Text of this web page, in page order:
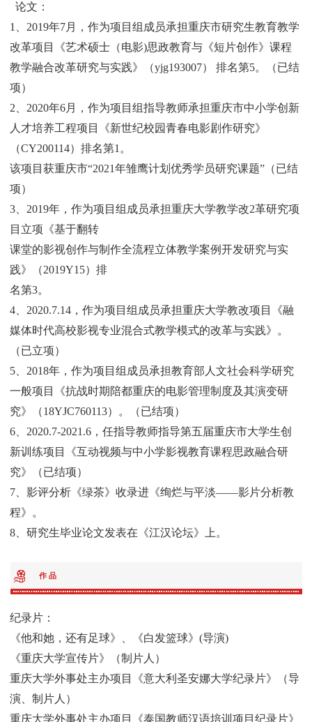
论文：
1、2019年7月，作为项目组成员承担重庆市研究生教育教学
改革项目《艺术硕士（电影)思政教育与《短片创作》课程
教学融合改革研究与实践》（yjg193007） 排名第5。（已结
项）
2、2020年6月，作为项目组指导教师承担重庆市中小学创新
人才培养工程项目《新世纪校园青春电影剧作研究》
（CY200114）排名第1。
该项目获重庆市“2021年雏鹰计划优秀学员研究课题”（已结
项）
3、2019年，作为项目组成员承担重庆大学教学改2革研究项
目立项《基于翻转
课堂的影视创作与制作全流程立体教学案例开发研究与实
践》（2019Y15）排
名第3。
4、2020.7.14，作为项目组成员承担重庆大学教改项目《融
媒体时代高校影视专业混合式教学模式的改革与实践》。
（已立项）
5、2018年，作为项目组成员承担教育部人文社会科学研究
一般项目《抗战时期陪都重庆的电影管理制度及其演变研
究》（18YJC760113）。（已结项）
6、2020.7-2021.6，任指导教师指导第五届重庆市大学生创
新训练项目《互动视频与中小学影视教育课程思政融合研
究》（已结项）
7、影评分析《绿茶》收录进《绚烂与平淡——影片分析教
程》。
8、研究生毕业论文发表在《江汉论坛》上。
作 品
纪录片：
《他和她，还有足球》、《白发篮球》(导演)
《重庆大学宣传片》（制片人）
重庆大学外事处主办项目《意大利圣安娜大学纪录片》（导
演、制片人）
重庆大学外事处主办项目《泰国教师汉语培训项目纪录片》